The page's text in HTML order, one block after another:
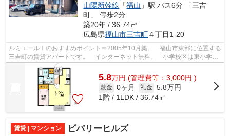
山陽新幹線 「福山 」駅 バス6分 「三吉
町」 停歩2分
築20年 / 36.74㎡
広島県福山市三吉町４丁目1-20
ルミエールⅠのおすすめポイント⇒2005年10月築。 福山市東部に位置する
三吉町の賃貸アパートです。 インターネット無料。 小学校区は東小学校
です！ 徒歩約2分のところにはスーパー...
5.8万円 (管理費等：3,000円 )
敷金 0ヶ月 礼金 5.8万円
1階 / 1LDK / 36.74㎡
賃貸 | マンション ビバリーヒルズ